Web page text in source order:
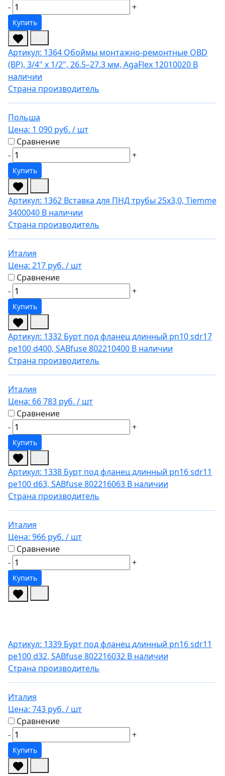
-
+
Купить
Артикул: 1364 Обоймы монтажно-ремонтные OBD
(ВР), 3/4" x 1/2", 26.5–27.3 мм, AgaFlex 12010020 В
наличии
Страна производитель
Польша
Цена: 1 090 руб. / шт
Сравнение
-
+
Купить
Артикул: 1362 Вставка для ПНД трубы 25х3,0, Tiemme
3400040 В наличии
Страна производитель
Италия
Цена: 217 руб. / шт
Сравнение
-
+
Купить
Артикул: 1332 Бурт под фланец длинный pn10 sdr17
pe100 d400, SABfuse 802210400 В наличии
Страна производитель
Италия
Цена: 66 783 руб. / шт
Сравнение
-
+
Купить
Артикул: 1338 Бурт под фланец длинный pn16 sdr11
pe100 d63, SABfuse 802216063 В наличии
Страна производитель
Италия
Цена: 966 руб. / шт
Сравнение
-
+
Купить
Артикул: 1339 Бурт под фланец длинный pn16 sdr11
pe100 d32, SABfuse 802216032 В наличии
Страна производитель
Италия
Цена: 743 руб. / шт
Сравнение
-
+
Купить